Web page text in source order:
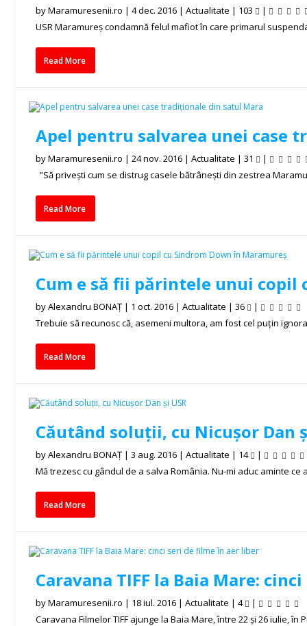
byMaramuresenii.ro |4 dec. 2016 |Actualitate | 103
|
USR Maramureş condamnă felul mafiot în care primarul
Read More
Apel pentru salvarea unei case
byMaramuresenii.ro |24 nov. 2016 |Actualitate |31
|
”Să privești cum se distrug casele bătrânești din zestrea
Read More
Cum e să fii părintele unui copil
byAlexandru BONAȚ | 1 oct. 2016 |Actualitate |36
|
Trebuie să recunosc că, asemeni multora, am fost cel puțin
Read More
Căutând soluții, cu Nicușor Dan
byAlexandru BONAȚ |3 aug. 2016 |Actualitate | 14
|
Mă trezesc cu gândul de a salva România. Nu-mi aduc aminte ce
Read More
Caravana TIFF la Baia Mare:
byMaramuresenii.ro | 18 iul. 2016 |Actualitate |4
|
Caravana Filmelor TIFF ajunge la Baia Mare, între 22 și 26 iulie, în